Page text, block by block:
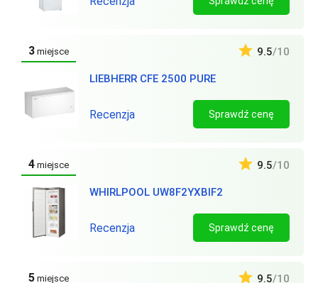
3 miejsce
LIEBHERR CFE 2500 PURE
9.5/10
Recenzja Sprawdź cenę
4 miejsce
WHIRLPOOL UW8F2YXBIF2
9.5/10
Recenzja Sprawdź cenę
5 miejsce 9.5/10